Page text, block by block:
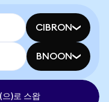
CIBRON
BNOON
)로 스왑